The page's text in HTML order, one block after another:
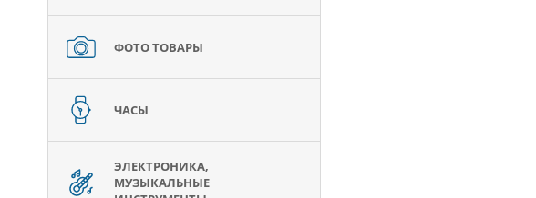
ФОТО ТОВАРЫ
ЧАСЫ
ЭЛЕКТРОНИКА,
МУЗЫКАЛЬНЫЕ